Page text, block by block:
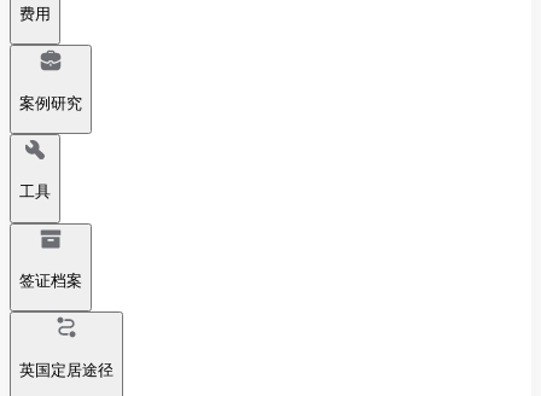
费用
案例研究
工具
签证档案
英国定居途径